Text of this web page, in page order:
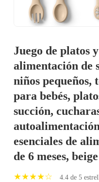
Juego de platos
alimentación de
niños pequeños,
para bebés,
succión,
esenciales de
de 6 meses, beige
★★★★☆ 4.4 de 5